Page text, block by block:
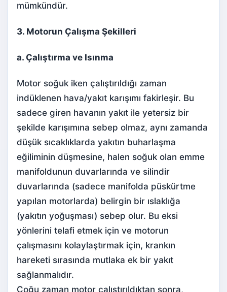
mümkündür.
3. Motorun Çalışma Şekilleri
a. Çalıştırma ve Isınma
Motor soğuk iken çalıştırıldığı zaman
indüklenen hava/yakıt karışımı fakirleşir. Bu
sadece giren havanın yakıt ile yetersiz bir
şekilde karışımına sebep olmaz, aynı zamanda
düşük sıcaklıklarda yakıtın buharlaşma
eğiliminin düşmesine, halen soğuk olan emme
manifoldunun duvarlarında ve silindir
duvarlarında (sadece manifolda püskürtme
yapılan motorlarda) belirgin bir ıslaklığa
(yakıtın yoğuşması) sebep olur. Bu eksi
yönlerini telafi etmek için ve motorun
çalışmasını kolaylaştırmak için, krankın
hareketi sırasında mutlaka ek bir yakıt
sağlanmalıdır.
Çoğu zaman motor çalıştırıldıktan sonra,